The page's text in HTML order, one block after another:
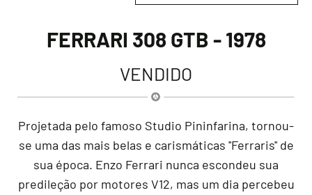
FERRARI 308 GTB - 1978
VENDIDO
Projetada pelo famoso Studio Pininfarina, tornou-
se uma das mais belas e carismáticas ''Ferraris'' de
sua época. Enzo Ferrari nunca escondeu sua
predileção por motores V12, mas um dia percebeu